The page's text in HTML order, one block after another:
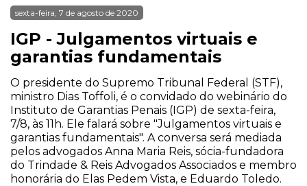
sexta-feira, 7 de agosto de 2020
IGP - Julgamentos virtuais e
garantias fundamentais
O presidente do Supremo Tribunal Federal (STF),
ministro Dias Toffoli, é o convidado do webinário do
Instituto de Garantias Penais (IGP) de sexta-feira,
7/8, às 11h. Ele falará sobre "Julgamentos virtuais e
garantias fundamentais". A conversa será mediada
pelos advogados Anna Maria Reis, sócia-fundadora
do Trindade & Reis Advogados Associados e membro
honorária do Elas Pedem Vista, e Eduardo Toledo.